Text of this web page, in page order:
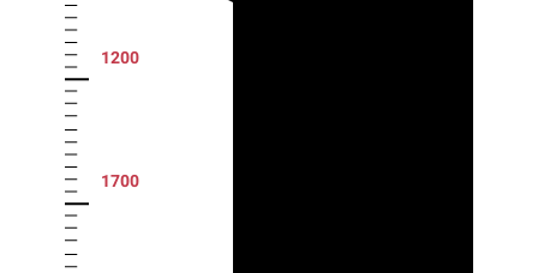
1200
1700